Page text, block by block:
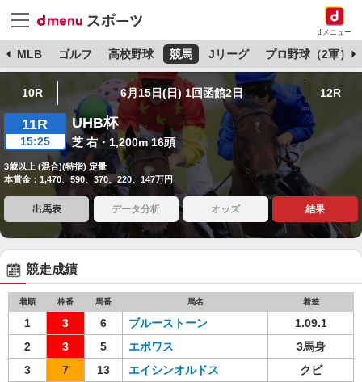
dメニュー
MLB ゴルフ 高校野球 競馬 Jリーグ プロ野球（2軍）
10R 6月15日(日) 1回函館2日 12R
11R
15:25
UHB杯
芝 右・1,200m 16頭
3歳以上 (混合)(特指) 定量
本賞金：1,470、590、370、220、147万円
出馬表 データ分析 オッズ 結果
競走成績
着順 枠番 馬番 馬名 着差
1 3 6 ブルーストーン
1.09.1
2
3 5 エポワス
3馬身
3
7 13 エイシンオルドス
クビ